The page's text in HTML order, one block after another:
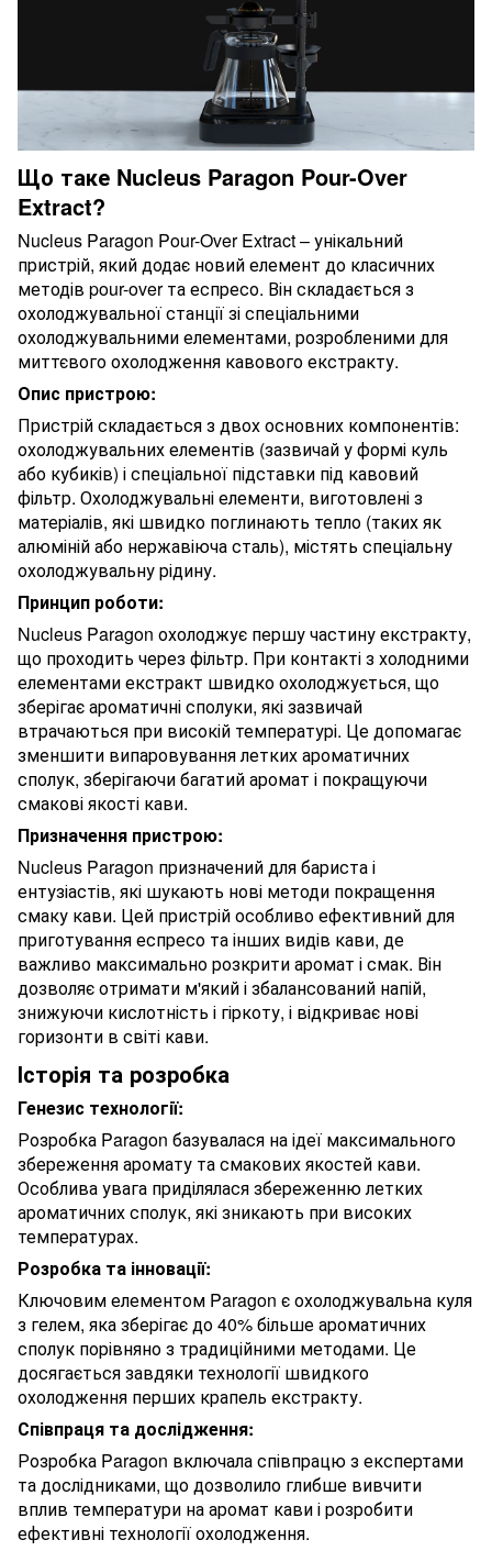
Що таке Nucleus Paragon Pour-Over
Extract?
Nucleus Paragon Pour-Over Extract – унікальний
пристрій, який додає новий елемент до класичних
методів pour-over та еспресо. Він складається з
охолоджувальної станції зі спеціальними
охолоджувальними елементами, розробленими для
миттєвого охолодження кавового екстракту.
Опис пристрою:
Пристрій складається з двох основних компонентів:
охолоджувальних елементів (зазвичай у формі куль
або кубиків) і спеціальної підставки під кавовий
фільтр. Охолоджувальні елементи, виготовлені з
матеріалів, які швидко поглинають тепло (таких як
алюміній або нержавіюча сталь), містять спеціальну
охолоджувальну рідину.
Принцип роботи:
Nucleus Paragon охолоджує першу частину екстракту,
що проходить через фільтр. При контакті з холодними
елементами екстракт швидко охолоджується, що
зберігає ароматичні сполуки, які зазвичай
втрачаються при високій температурі. Це допомагає
зменшити випаровування летких ароматичних
сполук, зберігаючи багатий аромат і покращуючи
смакові якості кави.
Призначення пристрою:
Nucleus Paragon призначений для бариста і
ентузіастів, які шукають нові методи покращення
смаку кави. Цей пристрій особливо ефективний для
приготування еспресо та інших видів кави, де
важливо максимально розкрити аромат і смак. Він
дозволяє отримати м'який і збалансований напій,
знижуючи кислотність і гіркоту, і відкриває нові
горизонти в світі кави.
Історія та розробка
Генезис технології:
Розробка Paragon базувалася на ідеї максимального
збереження аромату та смакових якостей кави.
Особлива увага приділялася збереженню летких
ароматичних сполук, які зникають при високих
температурах.
Розробка та інновації:
Ключовим елементом Paragon є охолоджувальна куля
з гелем, яка зберігає до 40% більше ароматичних
сполук порівняно з традиційними методами. Це
досягається завдяки технології швидкого
охолодження перших крапель екстракту.
Співпраця та дослідження:
Розробка Paragon включала співпрацю з експертами
та дослідниками, що дозволило глибше вивчити
вплив температури на аромат кави і розробити
ефективні технології охолодження.